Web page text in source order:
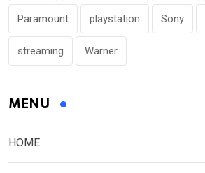
Paramount playstation Sony
streaming Warner
MENU
HOME